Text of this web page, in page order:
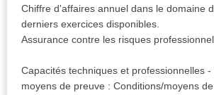
Chiffre d'affaires annuel dans le domaine
derniers exercices disponibles.
Assurance contre les risques
Capacités techniques et professionnelles
moyens de preuve : Conditions/moyens